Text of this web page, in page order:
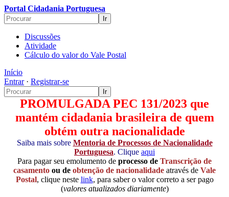
Portal Cidadania Portuguesa
Discussões
Atividade
Cálculo do valor do Vale Postal
Início
Entrar · Registrar-se
PROMULGADA PEC 131/2023 que
mantém cidadania brasileira de quem
obtém outra nacionalidade
Saiba mais sobre Mentoria de Processos de Nacionalidade
Portuguesa. Clique aqui
Para pagar seu emolumento de processo de Transcrição de
casamento ou de obtenção de nacionalidade através de Vale
Postal, clique neste link, para saber o valor correto a ser pago
(valores atualizados diariamente)